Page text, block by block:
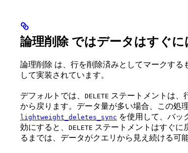
論理削除 ではデータはすぐ
論理削除 は、行を削除済みとしてマークす
して実装されています。
デフォルトでは、 DELETE ステートメントは、
から戻ります。データ量が多い場合、この処
lightweight_deletes_sync を使用して、バッ
効にすると、 DELETE ステートメントはすぐに
るまでは、データがクエリから見え続ける可